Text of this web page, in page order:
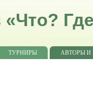
ТУРНИРЫ АВТОРЫ И